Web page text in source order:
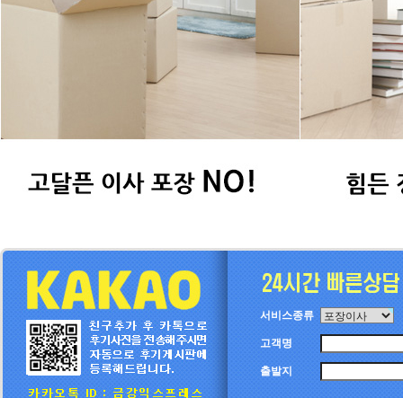
서비스종류
고객명
출발지